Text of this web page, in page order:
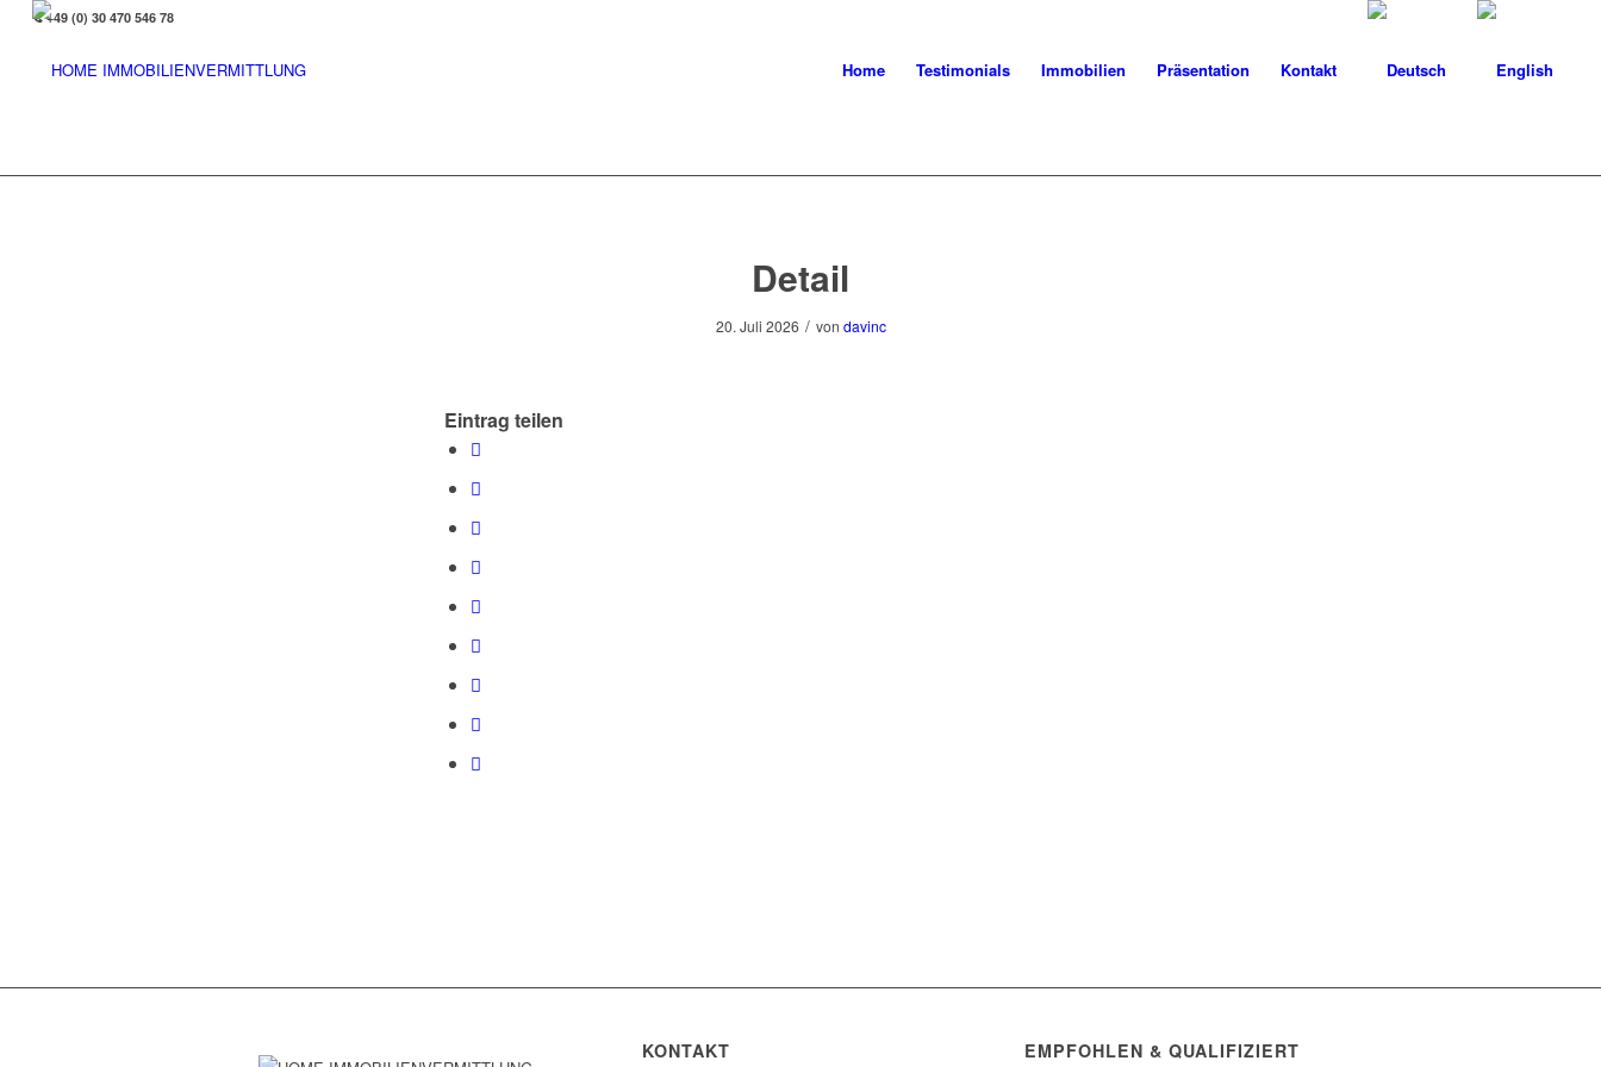
Home Testimonials Immobilien Präsentation Kontakt
+49 (0) 30 470 546 78
Detail
20. Juli 2026 / von davinc
Eintrag teilen
KONTAKT EMPFOHLEN & QUALIFIZIERT